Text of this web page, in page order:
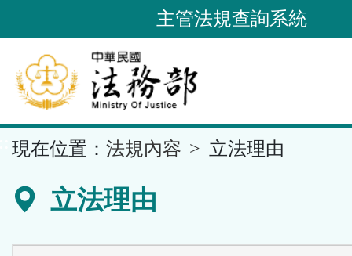
到
要
內
容
區
主管法規查詢系統
現在位置： 法規內容 立法理由
立法理由